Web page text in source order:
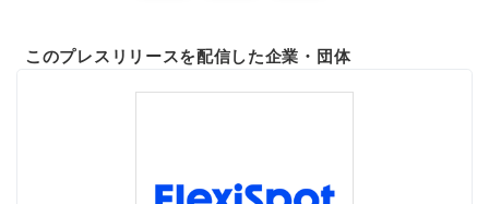
このプレスリリースを配信した企業・団体